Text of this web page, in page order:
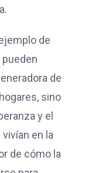
de
de
sino
y el
en la
de cómo la